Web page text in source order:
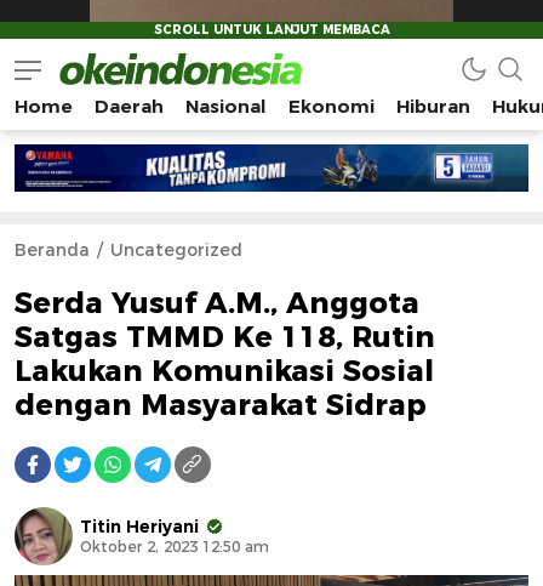
Okeindonesia.Online
Mengonlinekan Indonesia Secara Utuh
Home Daerah Nasional Ekonomi Hiburan
Beranda Uncategorized
Serda Yusuf A.M., Anggota
Satgas TMMD Ke 118, Rutin
Lakukan Komunikasi Sosial
dengan Masyarakat Sidrap
Titin Heriyani
Oktober 2, 2023 12:50 am